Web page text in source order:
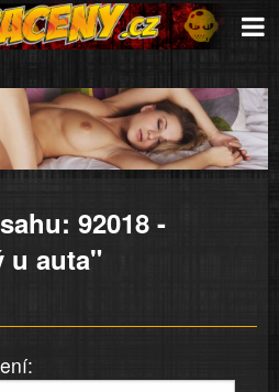
92018 -
u auta"